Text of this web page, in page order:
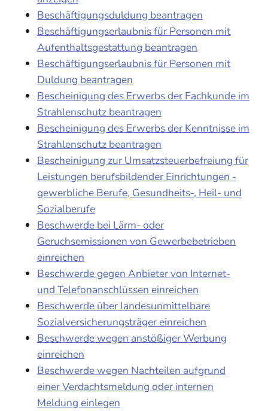
Beschäftigungsduldung beantragen
Beschäftigungserlaubnis für Personen mit
Aufenthaltsgestattung beantragen
Beschäftigungserlaubnis für Personen mit
Duldung beantragen
Bescheinigung des Erwerbs der Fachkunde im
Strahlenschutz beantragen
Bescheinigung des Erwerbs der Kenntnisse im
Strahlenschutz beantragen
Bescheinigung zur Umsatzsteuerbefreiung für
Leistungen berufsbildender Einrichtungen -
gewerbliche Berufe, Gesundheits-, Heil- und
Sozialberufe
Beschwerde bei Lärm- oder
Geruchsemissionen von Gewerbebetrieben
einreichen
Beschwerde gegen Anbieter von Internet-
und Telefonanschlüssen einreichen
Beschwerde über landesunmittelbare
Sozialversicherungsträger einreichen
Beschwerde wegen anstößiger Werbung
einreichen
Beschwerde wegen Nachteilen aufgrund
einer Verdachtsmeldung oder internen
Meldung einlegen